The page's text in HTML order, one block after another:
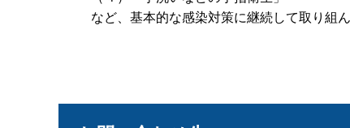
など、基本的な感染対策に継続して取り組